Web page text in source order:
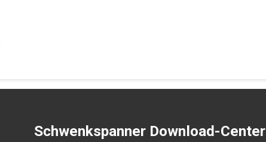
Schwenkspanner Download-Center